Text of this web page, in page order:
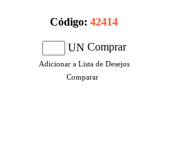
Código: 42414
UN Comprar
Adicionar a Lista de Desejos
Comparar